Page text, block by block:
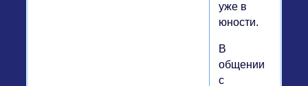
уже в
юности.
В
общении
с